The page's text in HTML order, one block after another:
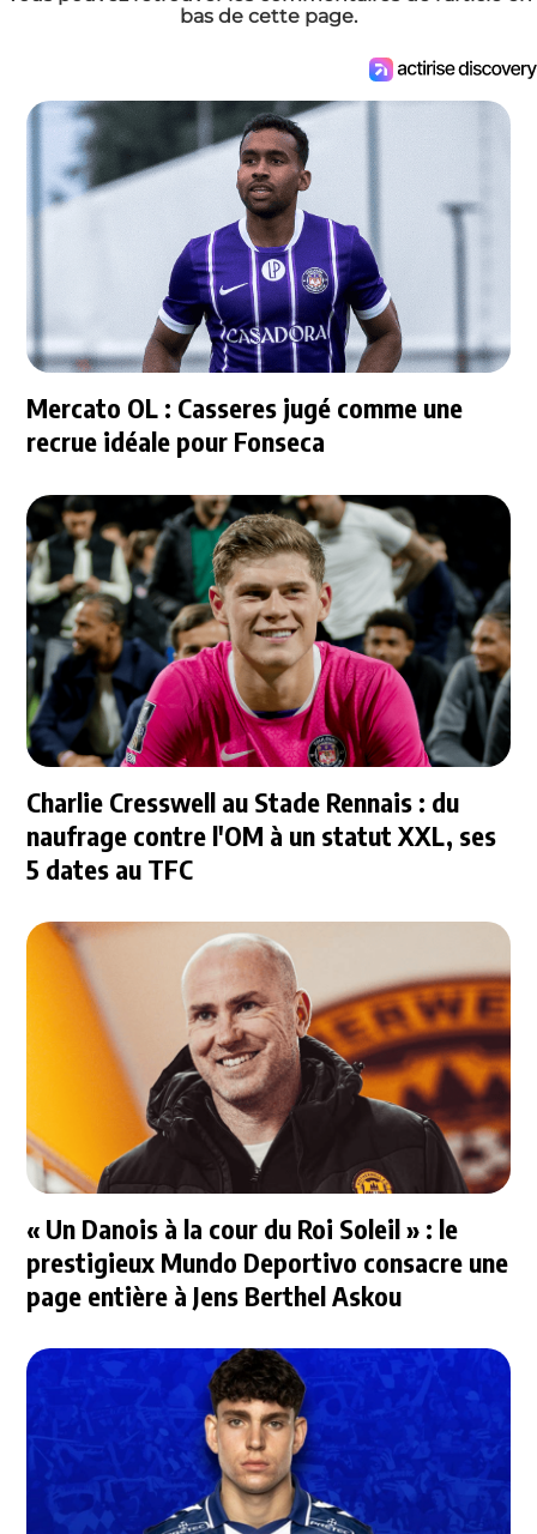
bas de cette page.
Mercato OL : Casseres jugé comme une
recrue idéale pour Fonseca
Charlie Cresswell au Stade Rennais : du
naufrage contre l'OM à un statut XXL, ses
5 dates au TFC
« Un Danois à la cour du Roi Soleil » : le
prestigieux Mundo Deportivo consacre une
page entière à Jens Berthel Askou